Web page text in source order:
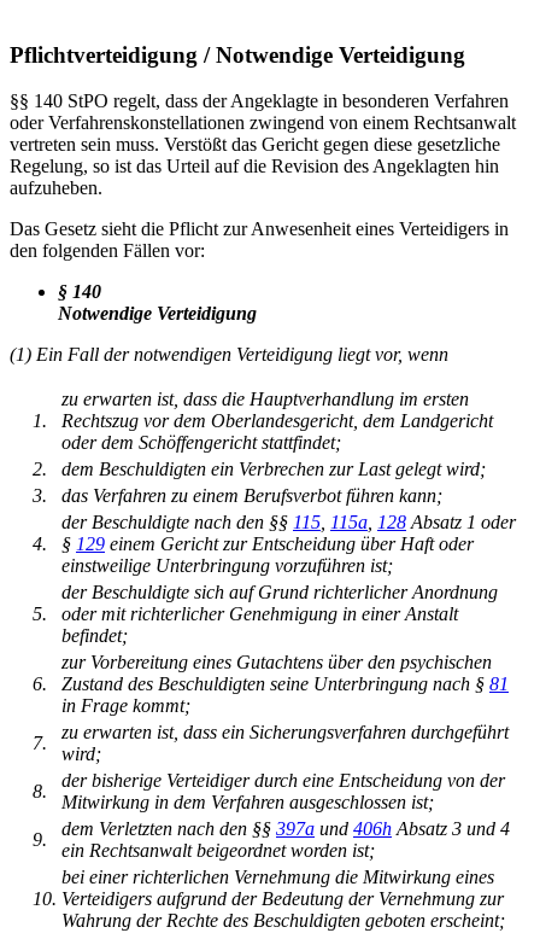
Pflichtverteidigung / Notwendige Verteidigung
§§ 140 StPO regelt, dass der Angeklagte in besonderen Verfahren
oder Verfahrenskonstellationen zwingend von einem Rechtsanwalt
vertreten sein muss. Verstößt das Gericht gegen diese gesetzliche
Regelung, so ist das Urteil auf die Revision des Angeklagten hin
aufzuheben.
Das Gesetz sieht die Pflicht zur Anwesenheit eines Verteidigers in
den folgenden Fällen vor:
§ 140
Notwendige Verteidigung
(1) Ein Fall der notwendigen Verteidigung liegt vor, wenn
1.
zu erwarten ist, dass die Hauptverhandlung im ersten
Rechtszug vor dem Oberlandesgericht, dem Landgericht
oder dem Schöffengericht stattfindet;
2.
dem Beschuldigten ein Verbrechen zur Last gelegt wird;
3.
das Verfahren zu einem Berufsverbot führen kann;
4.
der Beschuldigte nach den §§ 115, 115a, 128Absatz 1 oder
§ 129 einem Gericht zur Entscheidung über Haft oder
einstweilige Unterbringung vorzuführen ist;
5.
der Beschuldigte sich auf Grund richterlicher Anordnung
oder mit richterlicher Genehmigung in einer Anstalt
befindet;
6.
zur Vorbereitung eines Gutachtens über den psychischen
Zustand des Beschuldigten seine Unterbringung nach § 81
in Frage kommt;
7.
zu erwarten ist, dass ein Sicherungsverfahren durchgeführt
wird;
8.
der bisherige Verteidiger durch eine Entscheidung von der
Mitwirkung in dem Verfahren ausgeschlossen ist;
9.
dem Verletzten nach den §§ 397a und 406hAbsatz 3 und 4
ein Rechtsanwalt beigeordnet worden ist;
10.
bei einer richterlichen Vernehmung die Mitwirkung eines
Verteidigers aufgrund der Bedeutung der Vernehmung zur
Wahrung der Rechte des Beschuldigten geboten erscheint;